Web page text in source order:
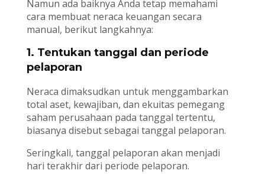
Namun ada baiknya Anda tetap memahami
cara membuat neraca keuangan secara
manual, berikut langkahnya:
1. Tentukan tanggal dan periode
pelaporan
Neraca dimaksudkan untuk menggambarkan
total aset, kewajiban, dan ekuitas pemegang
saham perusahaan pada tanggal tertentu,
biasanya disebut sebagai tanggal pelaporan.
Seringkali, tanggal pelaporan akan menjadi
hari terakhir dari periode pelaporan.